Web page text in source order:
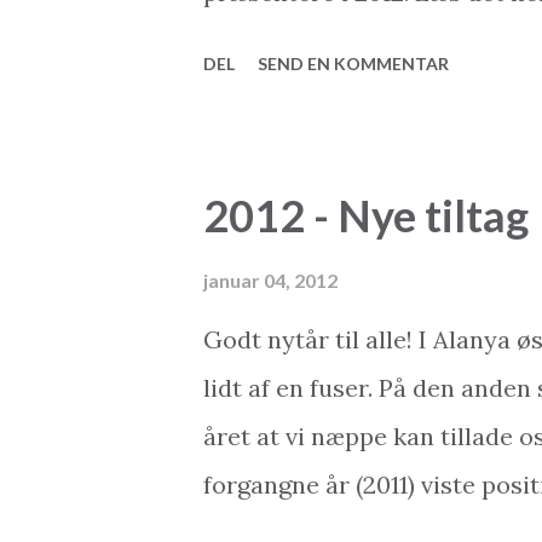
me...
erfarne og seriøse
ferieboliger, kan vi tilbyde jer
bedste services. - Bedste og
sælgere og byggefirmaer -
- Bedste service efter købet
shop. Facebook: Få vores
DEL SEND EN KOMMENTAR
2012 - Nye tiltag
januar 04, 2012
Godt nytår til alle! I Alanya
lidt af en fuser. På den
året at vi næppe kan tillade
forgangne år (2011) viste